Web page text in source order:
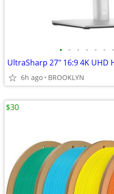
• • • • • • •
UltraSharp 27" 16:9 4K UHD
6h ago BROOKLYN
$30